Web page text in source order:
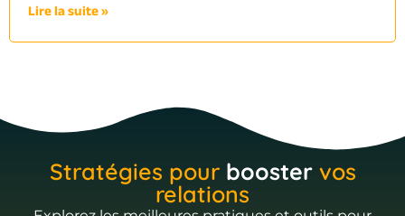
Lire la suite »
Stratégies pourboostervos
relations